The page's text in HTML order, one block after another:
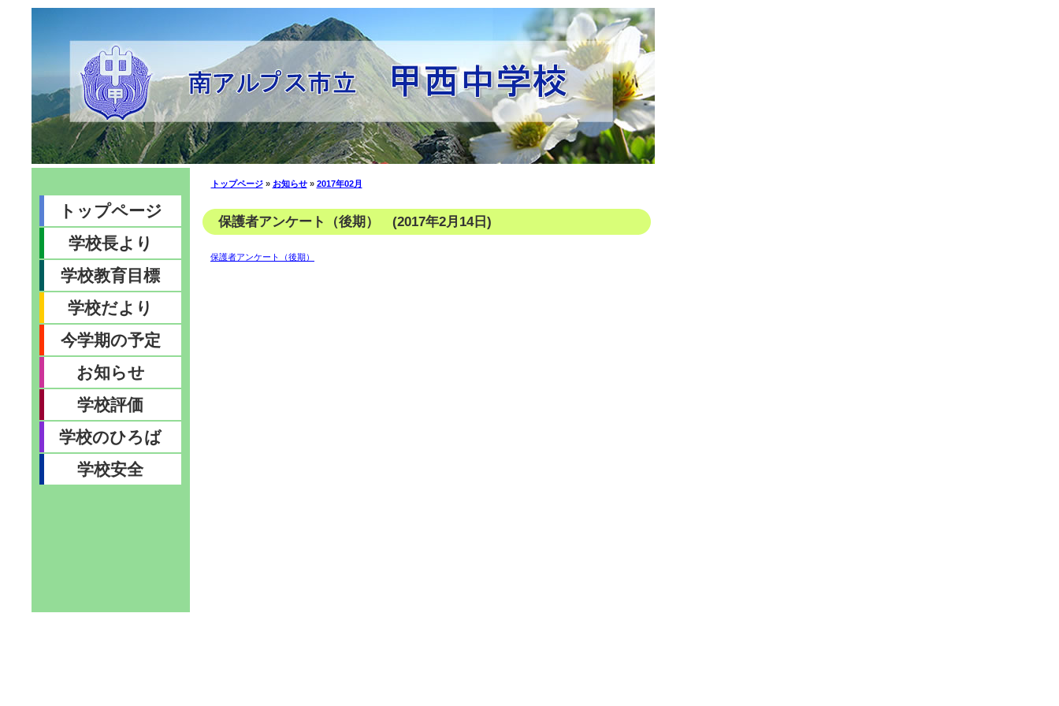
トップページ
学校長より
学校教育目標
学校だより
今学期の予定
お知らせ
学校評価
学校のひろば
学校安全
トップページ» お知らせ» 2017年02月
保護者アンケート（後期） (2017年2月14日)
保護者アンケート（後期）